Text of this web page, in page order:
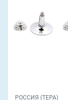
РОССИЯ (ТЕРА)